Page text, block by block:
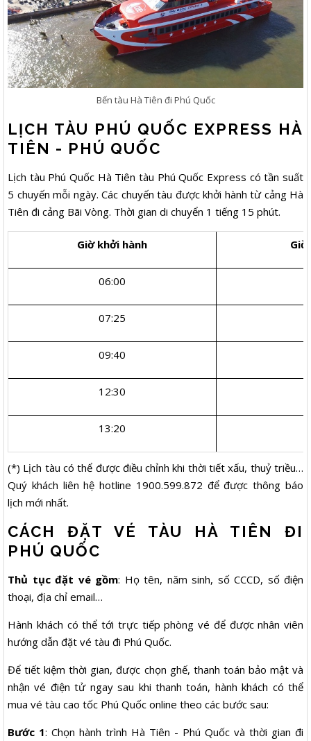
Bến tàu Hà Tiên đi Phú Quốc
LỊCH TÀU PHÚ QUỐC EXPRESS HÀ
TIÊN - PHÚ QUỐC
Lịch tàu Phú Quốc Hà Tiên tàu Phú Quốc Express có tần suất
5 chuyến mỗi ngày. Các chuyến tàu được khởi hành từ cảng Hà
Tiên đi cảng Bãi Vòng. Thời gian di chuyển 1 tiếng 15 phút.
Giờ khởi hành Giờ
06:00
07:25
09:40
12:30
13:20
(*) Lịch tàu có thể được điều chỉnh khi thời tiết xấu, thuỷ triều…
Quý khách liên hệ hotline 1900.599.872 để được thông báo
lịch mới nhất.
CÁCH ĐẶT VÉ TÀU HÀ TIÊN ĐI
PHÚ QUỐC
Thủ tục đặt vé gồm: Họ tên, năm sinh, số CCCD, số điện
thoại, địa chỉ email…
Hành khách có thể tới trực tiếp phòng vé để được nhân viên
hướng dẫn đặt vé tàu đi Phú Quốc.
Để tiết kiệm thời gian, được chọn ghế, thanh toán bảo mật và
nhận vé điện tử ngay sau khi thanh toán, hành khách có thể
mua vé tàu cao tốc Phú Quốc online theo các bước sau:
Bước 1: Chọn hành trình Hà Tiên - Phú Quốc và thời gian đi